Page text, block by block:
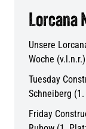
Lorcana
Unsere
Woche
Tuesday
Schneiberg
Friday